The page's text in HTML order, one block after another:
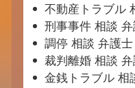
不動産トラブル
刑事事件 相談
調停 相談 弁護
裁判離婚 相談 弁
金銭トラブル 相